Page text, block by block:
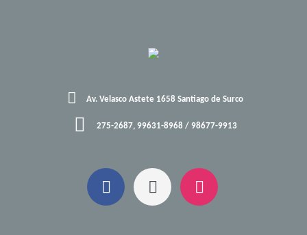
Av. Velasco Astete 1658 Santiago de Surco
275-2687, 99631-8968 / 98677-9913